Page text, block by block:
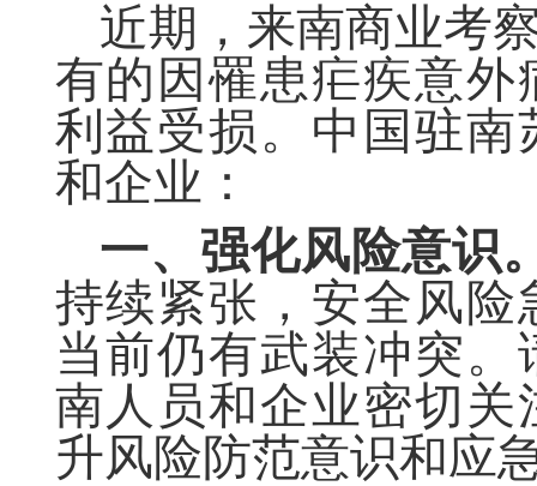
近期，来南商业考
有的因罹患疟疾意
利益受损。中国驻
和企业：
一、 强化风险意识
持续紧张，安全风
当前仍有武装冲突
南人员和企业密切
升风险防范意识和应